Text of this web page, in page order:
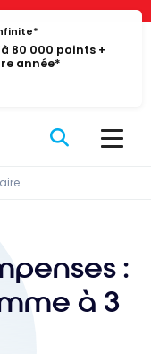
80 000 points +
année*
:
à 3